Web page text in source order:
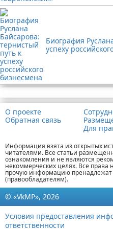
Биография
успеху
О проекте
Обратная связь
Для
Информация взята из открытых
читателями. Все статьи
ознакомления и не являются
некоммерческих целях. Все
прочую информацию
(правообладателям).
© «VkMP», 2026
Условия предоставления
ответственности